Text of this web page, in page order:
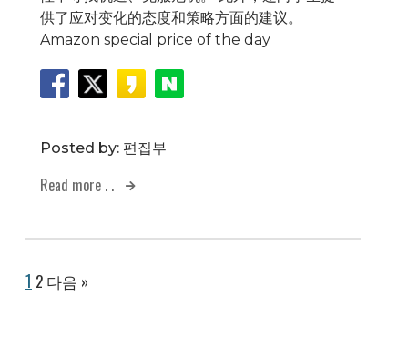
供了应对变化的态度和策略方面的建议。
Amazon special price of the day
Posted by: 편집부
Read more . .
1 2 다음 »